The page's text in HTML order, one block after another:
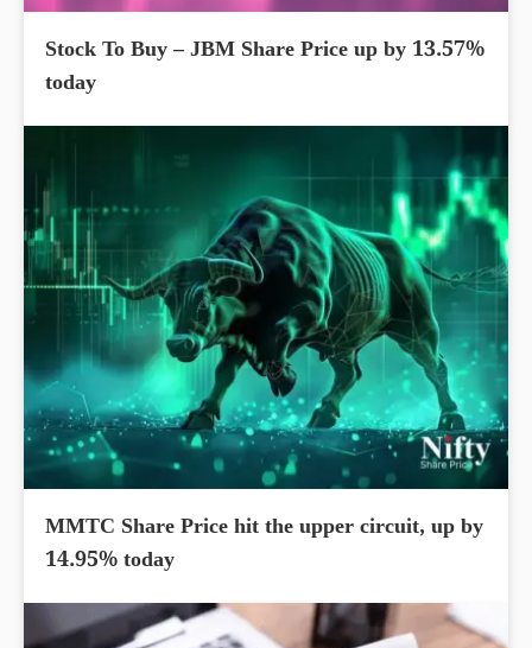
Stock To Buy – JBM Share Price up by 13.57%
today
MMTC Share Price hit the upper circuit, up by
14.95% today